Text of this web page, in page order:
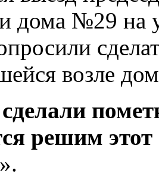
дома №29 на
возле
решим этот